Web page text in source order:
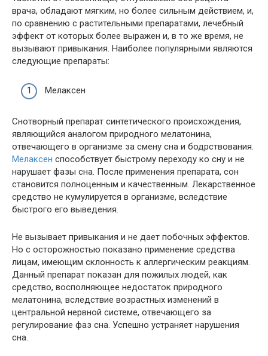
врача, обладают мягким, но более сильным действием, и,
по сравнению с растительными препаратами, лечебный
эффект от которых более выражен и, в то же время, не
вызывают привыкания. Наиболее популярными являются
следующие препараты:
Мелаксен
Снотворный препарат синтетического происхождения,
являющийся аналогом природного мелатонина,
отвечающего в организме за смену сна и бодрствования.
Мелаксен способствует быстрому переходу ко сну и не
нарушает фазы сна. После применения препарата, сон
становится полноценным и качественным. Лекарственное
средство не кумулируется в организме, вследствие
быстрого его выведения.
Не вызывает привыкания и не дает побочных эффектов.
Но с осторожностью показано применение средства
лицам, имеющим склонность к аллергическим реакциям.
Данный препарат показан для пожилых людей, как
средство, восполняющее недостаток природного
мелатонина, вследствие возрастных изменений в
центральной нервной системе, отвечающего за
регулирование фаз сна. Успешно устраняет нарушения
сна.